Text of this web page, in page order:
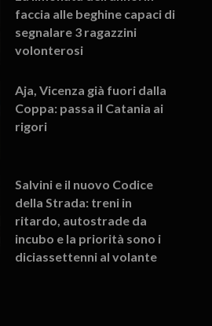
faccia alle beghine capaci di
segnalare 3 ragazzini
volonterosi
Aja, Vicenza già fuori dalla
Coppa: passa il Catania ai
rigori
Salvini e il nuovo Codice
della Strada: treni in
ritardo, autostrade da
incubo e la priorità sono i
diciassettenni al volante